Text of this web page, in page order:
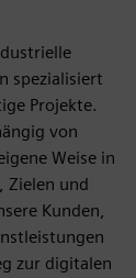
spezialisiert
Projekte.
von
Weise in
Zielen und
Kunden,
zur digitalen